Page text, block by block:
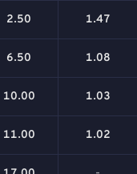
2.50 1.47
6.50 1.08
10.00 1.03
11.00 1.02